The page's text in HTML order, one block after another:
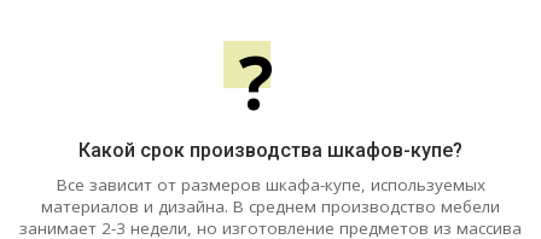
?
Какой срок производства шкафов-купе?
Все зависит от размеров шкафа-купе, используемых
материалов и дизайна. В среднем производство мебели
занимает 2-3 недели, но изготовление предметов из массива